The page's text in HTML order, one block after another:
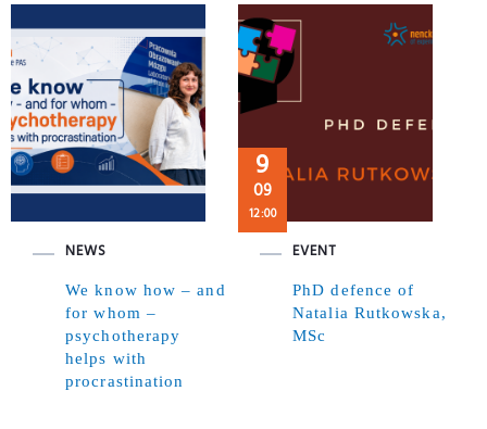
NEWS
We know how – and
for whom –
psychotherapy
helps with
procrastination
9
09
12:00
EVENT
PhD defence of
Natalia Rutkowska,
MSc